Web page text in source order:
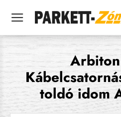
toldó idom